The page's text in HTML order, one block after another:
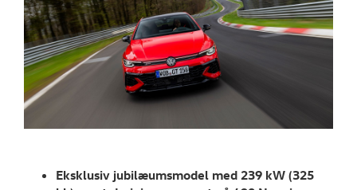
SKADECENTER
Tilmeld dig
Eksklusiv jubilæumsmodel med 239 kW (325